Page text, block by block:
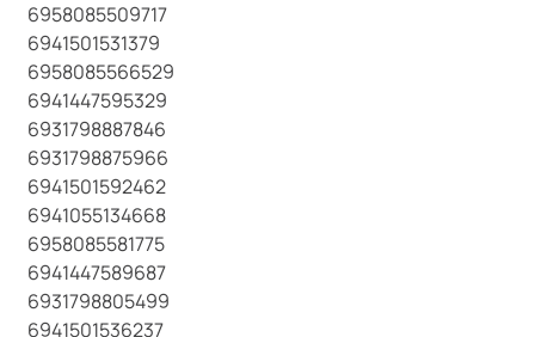
6958085509717
6941501531379
6958085566529
6941447595329
6931798887846
6931798875966
6941501592462
6941055134668
6958085581775
6941447589687
6931798805499
6941501536237